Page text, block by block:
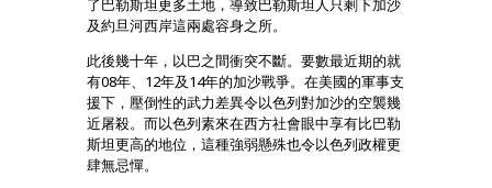
了巴勒斯坦更多土地，導致巴勒斯坦人只剩下加沙
及約旦河西岸這兩處容身之所。
此後幾十年，以巴之間衝突不斷。要數最近期的就
有08年、12年及14年的加沙戰爭。在美國的軍事支
援下，壓倒性的武力差異令以色列對加沙的空襲幾
近屠殺。而以色列素來在西方社會眼中享有比巴勒
斯坦更高的地位，這種強弱懸殊也令以色列政權更
肆無忌憚。